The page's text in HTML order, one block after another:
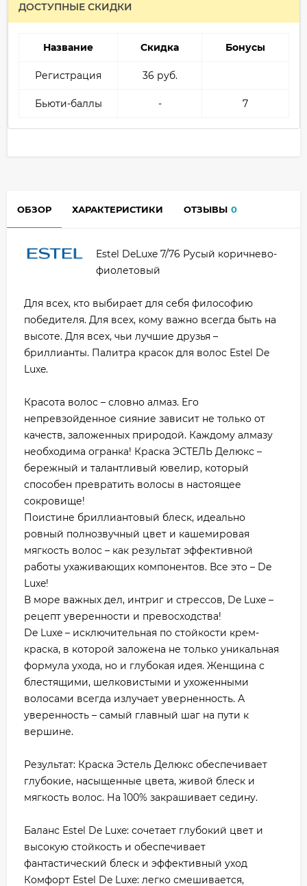
ДОСТУПНЫЕ СКИДКИ
Название Скидка Бонусы
Регистрация 36 руб.
Бьюти-баллы - 7
ОБЗОР ХАРАКТЕРИСТИКИ ОТЗЫВЫ 0
Estel DeLuxe 7/76 Русый коричнево-
фиолетовый
Для всех, кто выбирает для себя философию
победителя. Для всех, кому важно всегда быть на
высоте. Для всех, чьи лучшие друзья –
бриллианты. Палитра красок для волос Estel De
Luxe.
Красота волос – словно алмаз. Его
непревзойденное сияние зависит не только от
качеств, заложенных природой. Каждому алмазу
необходима огранка! Краска ЭСТЕЛЬ Делюкс –
бережный и талантливый ювелир, который
способен превратить волосы в настоящее
сокровище!
Поистине бриллиантовый блеск, идеально
ровный полнозвучный цвет и кашемировая
мягкость волос – как результат эффективной
работы ухаживающих компонентов. Все это – De
Luxe!
В море важных дел, интриг и стрессов, De Luxe –
рецепт уверенности и превосходства!
De Luxe – исключительная по стойкости крем-
краска, в которой заложена не только уникальная
формула ухода, но и глубокая идея. Женщина с
блестящими, шелковистыми и ухоженными
волосами всегда излучает уверненность. А
уверенность – самый главный шаг на пути к
вершине.
Результат: Краска Эстель Делюкс обеспечивает
глубокие, насыщенные цвета, живой блеск и
мягкость волос. На 100% закрашивает седину.
Баланс Estel De Luxe: сочетает глубокий цвет и
высокую стойкость и обеспечивает
фантастический блеск и эффективный уход
Комфорт Estel De Luxe: легко смешивается,